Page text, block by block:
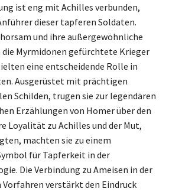
ist eng mit Achilles verbunden,
dieser tapferen Soldaten.
und ihre außergewöhnliche
Myrmidonen gefürchtete Krieger
eine entscheidende Rolle in
Ausgerüstet mit prächtigen
Schilden, trugen sie zur legendären
Erzählungen von Homer über den
Loyalität zu Achilles und der Mut,
machten sie zu einem
für Tapferkeit in der
Die Verbindung zu Ameisen in der
verstärkt den Eindruck